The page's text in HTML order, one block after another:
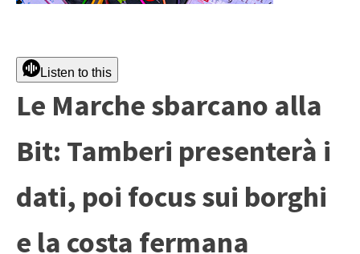
Listen to this
Le Marche sbarcano alla
Bit: Tamberi presenterà i
dati, poi focus sui borghi
e la costa fermana